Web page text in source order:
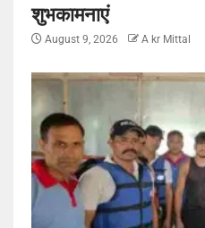
शुभकामनाएं
August 9, 2026 A kr Mittal